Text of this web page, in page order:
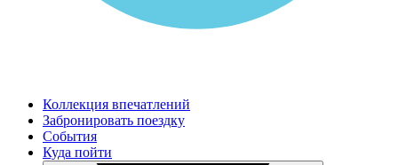
Коллекция впечатлений
Забронировать поездку
События
Куда пойти